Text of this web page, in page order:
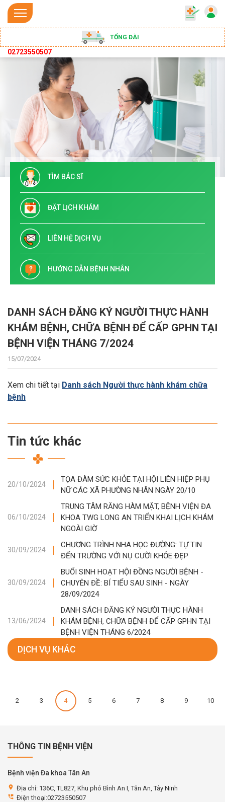
TỔNG ĐÀI
02723550507
TÌM BÁC SĨ
ĐẶT LỊCH KHÁM
LIÊN HỆ DỊCH VỤ
HƯỚNG DẪN BỆNH NHÂN
DANH SÁCH ĐĂNG KÝ NGƯỜI THỰC HÀNH
KHÁM BỆNH, CHỮA BỆNH ĐỂ CẤP GPHN TẠI
BỆNH VIỆN THÁNG 7/2024
15/07/2024
Xem chi tiết tại Danh sách Người thực hành khám chữa
bệnh
Tin tức khác
20/10/2024
TỌA ĐÀM SỨC KHỎE TẠI HỘI LIÊN HIỆP PHỤ
NỮ CÁC XÃ PHƯỜNG NHÂN NGÀY 20/10
06/10/2024
TRUNG TÂM RĂNG HÀM MẶT, BỆNH VIỆN ĐA
KHOA TWG LONG AN TRIỂN KHAI LỊCH KHÁM
NGOÀI GIỜ
30/09/2024
CHƯƠNG TRÌNH NHA HỌC ĐƯỜNG: TỰ TIN
ĐẾN TRƯỜNG VỚI NỤ CƯỜI KHỎE ĐẸP
30/09/2024
BUỔI SINH HOẠT HỘI ĐỒNG NGƯỜI BỆNH -
CHUYÊN ĐỀ: BÍ TIỂU SAU SINH - NGÀY
28/09/2024
13/06/2024
DANH SÁCH ĐĂNG KÝ NGƯỜI THỰC HÀNH
KHÁM BỆNH, CHỮA BỆNH ĐỂ CẤP GPHN TẠI
BỆNH VIỆN THÁNG 6/2024
DỊCH VỤ KHÁC
2 3 4 5 6 7 8 9 10
THÔNG TIN BỆNH VIỆN
Bệnh viện Đa khoa Tân An
location_on Địa chỉ: 136C, TL827, Khu phó Bình An I, Tân An, Tây Ninh
perm_phone_msg Điện thoại:02723550507